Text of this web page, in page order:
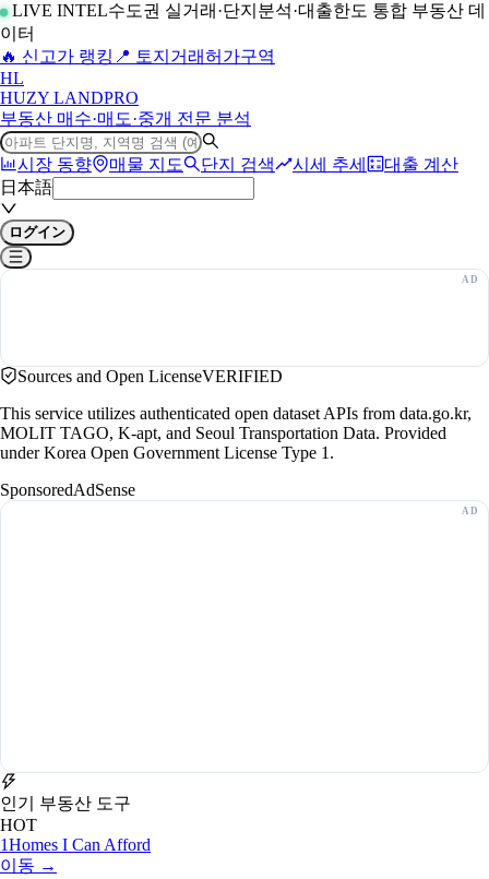
LIVE INTEL수도권 실거래·단지분석·대출한도 통합 부동산 데
이터
🔥 신고가 랭킹 📍 토지거래허가구역
HL
HUZY LANDPRO
부동산 매수·매도·중개 전문 분석
시장 동향 매물 지도 단지 검색 시세 추세
대출 계산
日本語
ログイン
Sources and Open LicenseVERIFIED
This service utilizes authenticated open dataset APIs from data.go.kr,
MOLIT TAGO, K-apt, and Seoul Transportation Data. Provided
under Korea Open Government License Type 1.
SponsoredAdSense
인기 부동산 도구
HOT
1Homes I Can Afford
이동 →